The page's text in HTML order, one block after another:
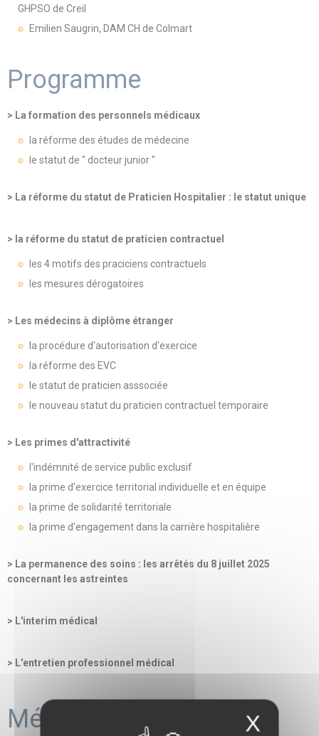
GHPSO de Creil
Emilien Saugrin, DAM CH de Colmart
Programme
> La formation des personnels médicaux
la réforme des études de médecine
le statut de " docteur junior "
> La réforme du statut de Praticien Hospitalier : le statut unique
> la réforme du statut de praticien contractuel
les 4 motifs des praciciens contractuels
les mesures dérogatoires
> Les médecins à diplôme étranger
la procédure d'autorisation d'exercice
la réforme des EVC
le statut de praticien asssociée
le nouveau statut du praticien contractuel temporaire
> Les primes d'attractivité
l'indémnité de service public exclusif
la prime d'exercice territorial individuelle et en équipe
la prime de solidarité territoriale
la prime d'engagement dans la carrière hospitalière
> La permanence des soins : les arrêtés du 8 juillet 2025
concernant les astreintes
> L'interim médical
> L'entretien professionnel médical
Méthodes mobiliséesX